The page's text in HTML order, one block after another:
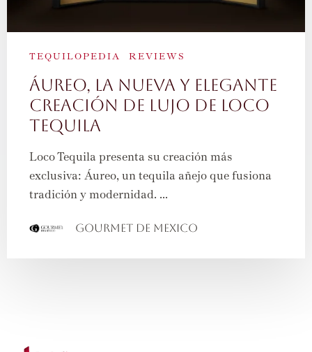
TEQUILOPEDIA REVIEWS
Áureo, la nueva y elegante
creación de lujo de Loco
Tequila
Loco Tequila presenta su creación más
exclusiva: Áureo, un tequila añejo que fusiona
tradición y modernidad. ...
Gourmet de Mexico